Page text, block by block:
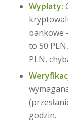
Wypłaty:
bankowe
to 50
PLN,
godzin.